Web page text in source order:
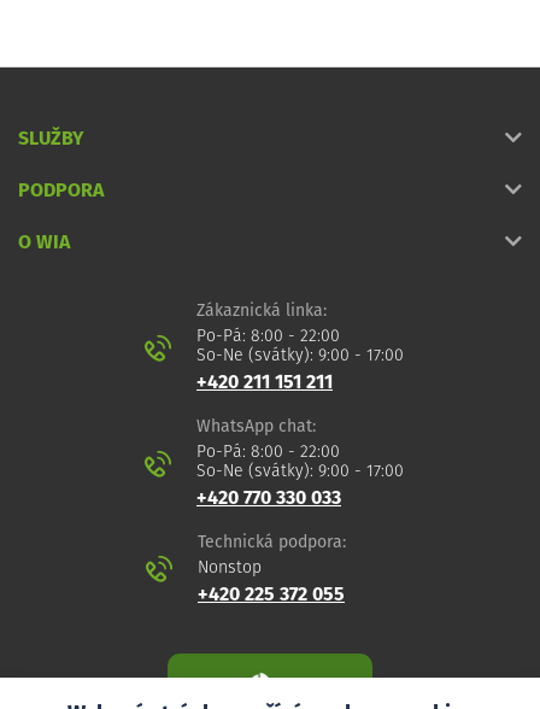
SLUŽBY
PODPORA
O WIA
Zákaznická linka:
Po-Pá: 8:00 - 22:00
So-Ne (svátky): 9:00 - 17:00
+420 211 151 211
WhatsApp chat:
Po-Pá: 8:00 - 22:00
So-Ne (svátky): 9:00 - 17:00
+420 770 330 033
Technická podpora:
Nonstop
+420 225 372 055